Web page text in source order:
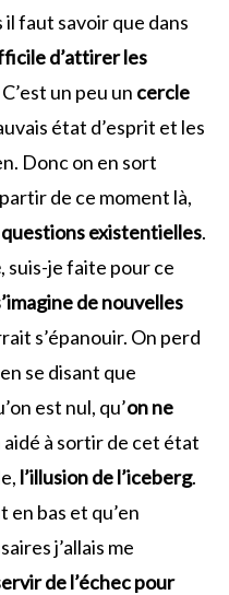
il faut savoir que dans
d’attirer les
un peu un cercle
état d’esprit et les
Donc on en sort
de ce moment là,
questions existentielles.
, suis-je faite pour ce
de nouvelles
s’épanouir. On perd
se disant que
est nul, qu’on ne
aidé à sortir de cet état
l’illusion de l’iceberg.
en bas et qu’en
j’allais me
de l’échec pour